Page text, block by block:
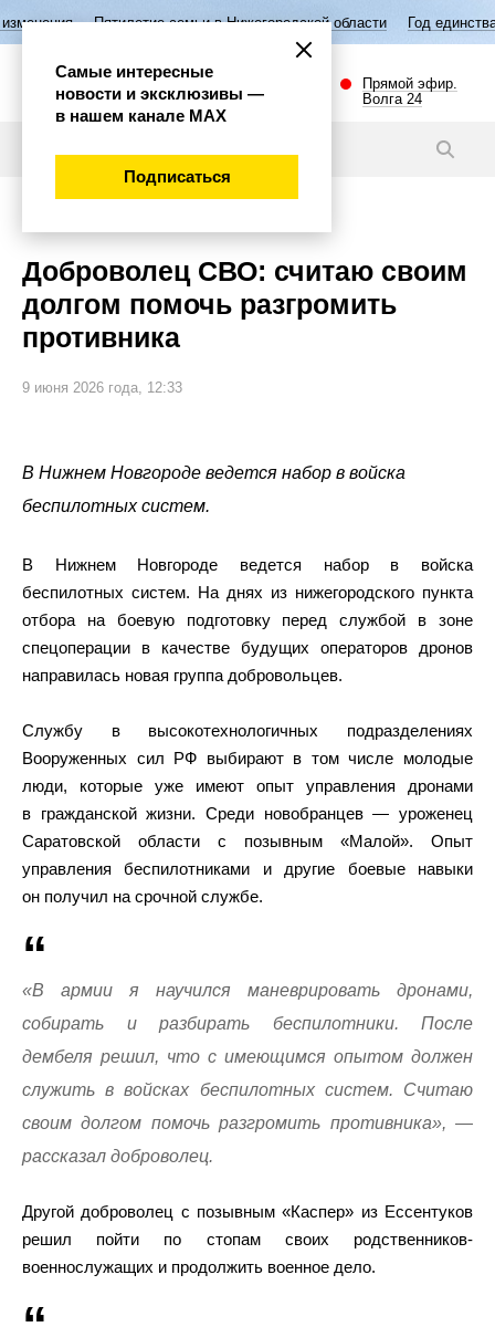
семьи в Нижегородской области Год единства народов России
Прямой эфир.
Волга 24
Доброволец СВО: считаю своим
долгом помочь разгромить
противника
9 июня 2026 года, 12:33
В Нижнем Новгороде ведется набор в войска
беспилотных систем.
В Нижнем Новгороде ведется набор в войска
беспилотных систем. На днях из нижегородского пункта
отбора на боевую подготовку перед службой в зоне
спецоперации в качестве будущих операторов дронов
направилась новая группа добровольцев.
Службу в высокотехнологичных подразделениях
Вооруженных сил РФ выбирают в том числе молодые
люди, которые уже имеют опыт управления дронами
в гражданской жизни. Среди новобранцев — уроженец
Саратовской области с позывным «Малой». Опыт
управления беспилотниками и другие боевые навыки
он получил на срочной службе.
«В армии я научился маневрировать дронами,
собирать и разбирать беспилотники. После
дембеля решил, что с имеющимся опытом должен
служить в войсках беспилотных систем. Считаю
своим долгом помочь разгромить противника», —
рассказал доброволец.
Другой доброволец с позывным «Каспер» из Ессентуков
решил пойти по стопам своих родственников-
военнослужащих и продолжить военное дело.
Самые интересные
новости и эксклюзивы —
в нашем канале МАХ
Подписаться